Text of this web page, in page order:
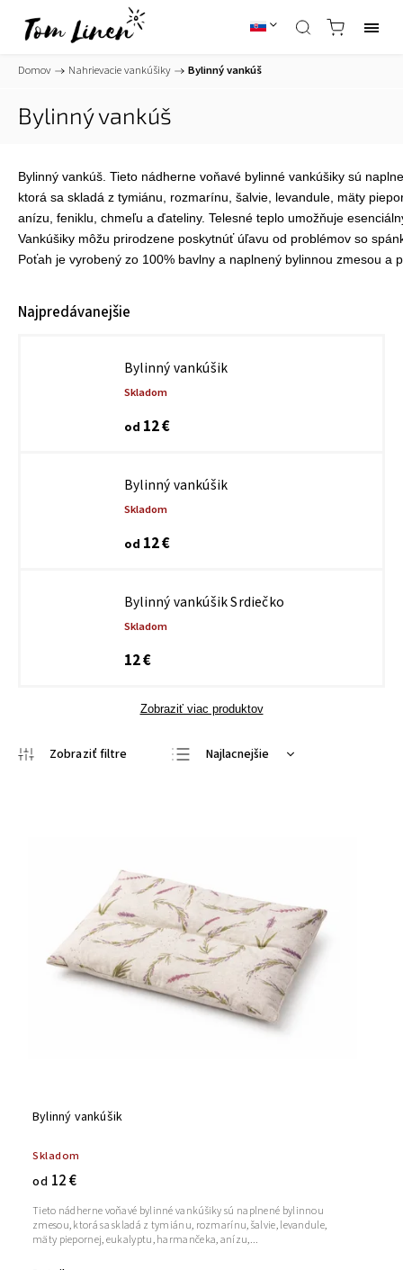
Domov / Nahrievacie vankúšiky / Bylinný vankúš
Bylinný vankúš
Bylinný vankúš. Tieto nádherne voňavé bylinné vankúšiky sú
ktorá sa skladá z tymiánu, rozmarínu, šalvie, levandule, mäty
anízu, feniklu, chmeľu a ďateliny. Telesné teplo umožňuje
Vankúšiky môžu prirodzene poskytnúť úľavu od problémov so
Poťah je vyrobený zo 100% bavlny a naplnený bylinnou zmesou a
Najpredávanejšie
Bylinný vankúšik
Skladom
od 12 €
Bylinný vankúšik
Skladom
od 12 €
Bylinný vankúšik Srdiečko
Skladom
12 €
Zobraziť viac produktov
Najlacnejšie
Bylinný vankúšik
Skladom
od 12 €
Tieto nádherne voňavé bylinné vankúšiky sú naplnené bylinnou
zmesou, ktorá sa skladá z tymiánu, rozmarínu, šalvie, levandule,
mäty piepornej, eukalyptu, harmančeka, anízu,...